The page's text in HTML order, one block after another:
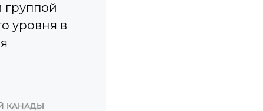
группой
уровня в
КАНАДЫ